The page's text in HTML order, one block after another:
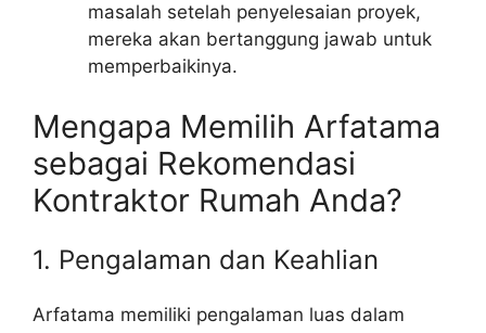
masalah setelah penyelesaian proyek,
mereka akan bertanggung jawab untuk
memperbaikinya.
Mengapa Memilih Arfatama
sebagai Rekomendasi
Kontraktor Rumah Anda?
1. Pengalaman dan Keahlian
Arfatama memiliki pengalaman luas dalam